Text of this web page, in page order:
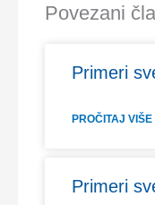
Povezani
Primeri
PROČITAJ VIŠE
Primeri